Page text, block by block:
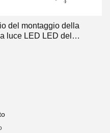
del montaggio della
luce LED LED del